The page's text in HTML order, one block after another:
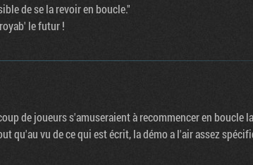
de se la revoir en boucle."
le futur !
de joueurs s'amuseraient à recommencer en boucle
qu'au vu de ce qui est écrit, la démo a l'air assez